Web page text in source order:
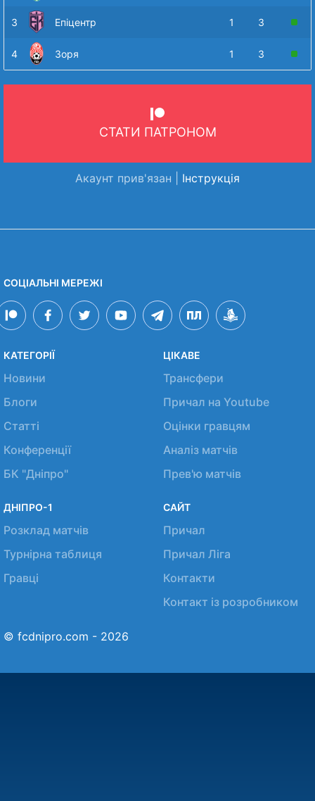
3 Епіцентр 1 3
4 Зоря 1 3
СТАТИ ПАТРОНОМ
Акаунт прив'язан | Інструкція
СОЦІАЛЬНІ МЕРЕЖІ
КАТЕГОРІЇ
Новини
Блоги
Статті
Конференції
БК "Дніпро"
ЦІКАВЕ
Трансфери
Причал на Youtube
Оцінки гравцям
Аналіз матчів
Прев'ю матчів
ДНІПРО-1
Розклад матчів
Турнірна таблиця
Гравці
САЙТ
Причал
Причал Ліга
Контакти
Контакт із розробником
© fcdnipro.com - 2026